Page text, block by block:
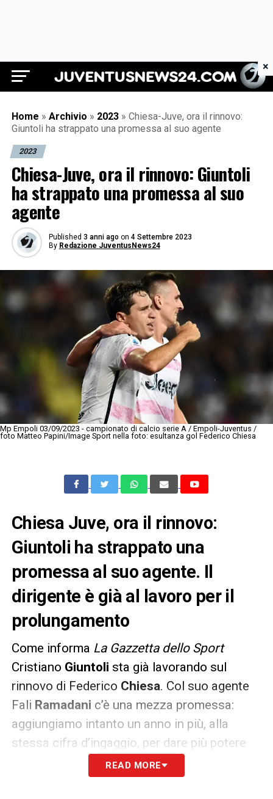
Juventus News 24
Home » Archivio » 2023 » Chiesa-Juve, ora il rinnovo:
Giuntoli ha strappato una promessa al suo agente
2023
Chiesa-Juve, ora il rinnovo: Giuntoli
ha strappato una promessa al suo
agente
Published 3 anni ago on 4 Settembre 2023
By Redazione JuventusNews24
Mp Empoli 03/09/2023 - campionato di calcio serie A / Empoli-Juventus /
foto Matteo Papini/Image Sport nella foto: esultanza gol Federico Chiesa
Chiesa Juve, ora il rinnovo:
Giuntoli ha strappato una
promessa al suo agente. Il
dirigente è già al lavoro per il
prolungamento
Come informa La Gazzetta dello Sport
Cristiano Giuntoli sta già lavorando sul
rinnovo di Federico Chiesa. Col suo agente
Fali Ramadani c’è una mezza promessa:
aggiungiamo intanto un anno in più, alla
stessa cifra d’ingaggio, per dare più potere
in caso di offerte a fine
READ MORE
×